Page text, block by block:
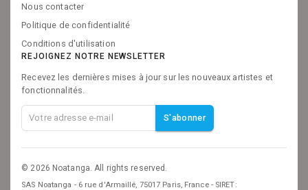
Nous contacter
Politique de confidentialité
Conditions d'utilisation
REJOIGNEZ NOTRE NEWSLETTER
Recevez les dernières mises à jour sur les nouveaux artistes et
fonctionnalités.
S'abonner
© 2026 Noatanga. All rights reserved.
SAS Noatanga - 6 rue d'Armaillé, 75017 Paris, France - SIRET: